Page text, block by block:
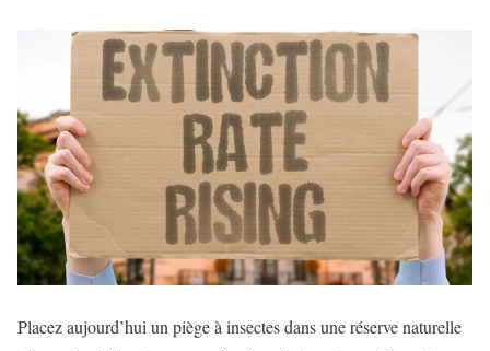
Placez aujourd’hui un piège à insectes dans une réserve naturelle